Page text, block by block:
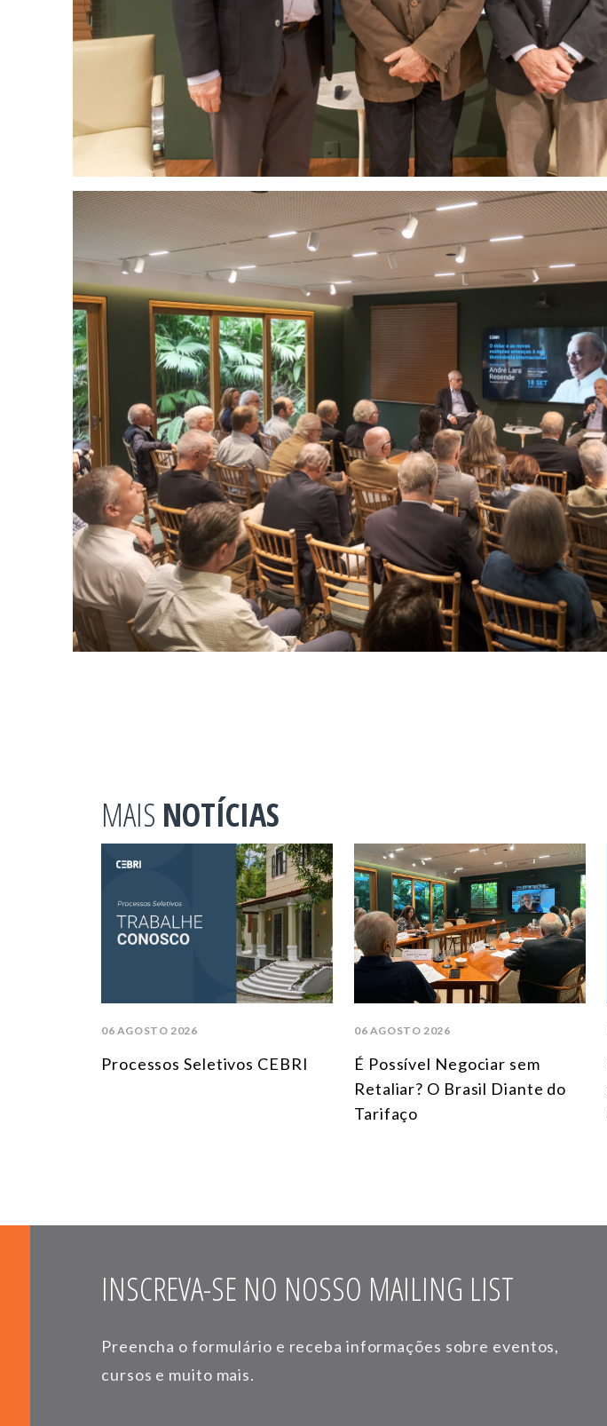
MAIS NOTÍCIAS
06 AGOSTO 2026
Processos Seletivos CEBRI
06 AGOSTO 2026
É Possível Negociar sem
Retaliar? O Brasil Diante do
Tarifaço
INSCREVA-SE NO NOSSO MAILING LIST
Preencha o formulário e receba informações sobre eventos,
cursos e muito mais.